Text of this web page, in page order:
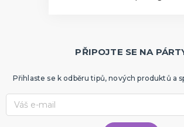
PŘIPOJTE SE NA
Přihlaste se k odběru tipů, nových produktů a